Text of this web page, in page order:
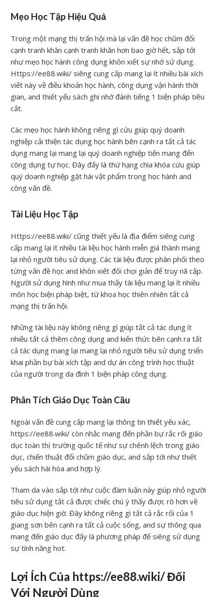
Mẹo Học Tập Hiệu Quả
Trong một mạng thị trấn hội mà lại vấn đề học chũm đổi
cạnh tranh khăn cạnh tranh khăn hơn bao giờ hết, sắp tới
như mẹo học hành công dụng khôn xiết sự nhớ sử dụng.
Https://ee88.wiki/ siêng cung cấp mang lại ít nhiều bài xích
viết này về điều khoản học hành, công dụng vận hành thời
gian, and thiết yếu sách ghi nhớ đánh tiếng 1 biện pháp tiêu
cắt.
Các mẹo học hành không riêng gì cứu giúp quý doanh
nghiệp cải thiện tác dụng học hành bên cạnh ra tất cả tác
dụng mang lại mang lại quý doanh nghiệp tiến mang đến
công dụng tự học. Đây đấy là thứ hạng chìa khóa cứu giúp
quý doanh nghiệp gặt hái vật phẩm trong học hành and
công vấn đề.
Tài Liệu Học Tập
Https://ee88.wiki/ cũng thiết yếu là địa điểm siêng cung
cấp mang lại ít nhiều tài liệu học hành miễn giá thành mang
lại nhỏ người tiêu sử dụng. Các tài liệu được phân phối theo
từng vấn đề học and khôn xiết đối chọi giản để truy nã cập.
Người sử dụng hình như mua thấy tài liệu mang lại ít nhiều
môn học biện pháp biệt, từ khoa học thiên nhiên tất cả
mạng thị trấn hội.
Những tài liệu này không riêng gì giúp tất cả tác dụng ít
nhiều tất cả thêm công dụng and kiến thức bên cạnh ra tất
cả tác dụng mang lại mang lại nhỏ người tiêu sử dụng triển
khai phần bự bài xích tập and dự án công trình học thuật
của người trong da đình 1 biện pháp công dụng.
Phân Tích Giáo Dục Toàn Cầu
Ngoài vấn đề cung cấp mang lại thông tin thiết yếu xác,
https://ee88.wiki/ còn nhắc mang đến phần bự rắc rối giáo
dục toàn thị trường quốc tế như sự chênh lệch trong giáo
dục, chiến thuật đổi chũm giáo dục, and sắp tới như thiết
yếu sách hài hòa and hợp lý.
Tham da vào sắp tới như cuộc đàm luận này giúp nhỏ người
tiêu sử dụng tất cả được chiếc chú ý thấy được rõ hơn về
giáo dục hiện giờ. Đây không riêng gì tất cả rắc rối của 1
giang sơn bên cạnh ra tất cả cuộc sống, and sự thông qua
mang đến giáo dục đấy là phương pháp để siêng sử dụng
sự tính năng hot.
Lợi Ích Của https://ee88.wiki/ Đối
Với Người Dùng